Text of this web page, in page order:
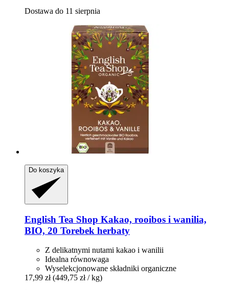
Dostawa do 11 sierpnia
Do koszyka
English Tea Shop Kakao, rooibos i wanilia,
BIO, 20 Torebek herbaty
Z delikatnymi nutami kakao i wanilii
Idealna równowaga
Wyselekcjonowane składniki organiczne
17,99 zł (449,75 zł / kg)